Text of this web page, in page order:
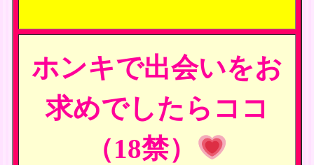
ホンキで出会いをお
求めでしたらココ
（18禁）